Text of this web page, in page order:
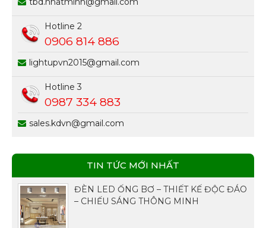
Hotline 2
0906 814 886
lightupvn2015@gmail.com
Hotline 3
0987 334 883
sales.kdvn@gmail.com
TIN TỨC MỚI NHẤT
ĐÈN LED ỐNG BƠ – THIẾT KẾ ĐỘC ĐÁO
– CHIẾU SÁNG THÔNG MINH